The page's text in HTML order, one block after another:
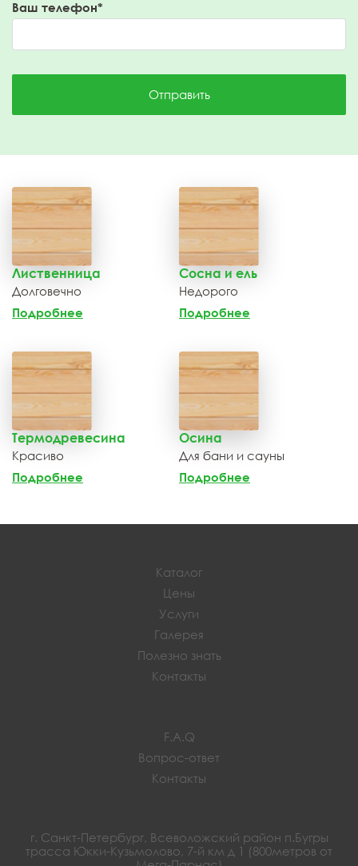
Ваш телефон*
Отправить
Лиственница
Долговечно
Подробнее
Сосна и ель
Недорого
Подробнее
Термодревесина
Красиво
Подробнее
Осина
Для бани и сауны
Подробнее
Каталог
Цены
Услуги
Галерея
Полезно знать
Контакты
F.A.Q
Вопрос-ответ
Контакты
г. Санкт-Петербург, Всеволожский район п.Бугры
трасса Юкки-Кузьмолово, 7-й км д 1 (800метров от